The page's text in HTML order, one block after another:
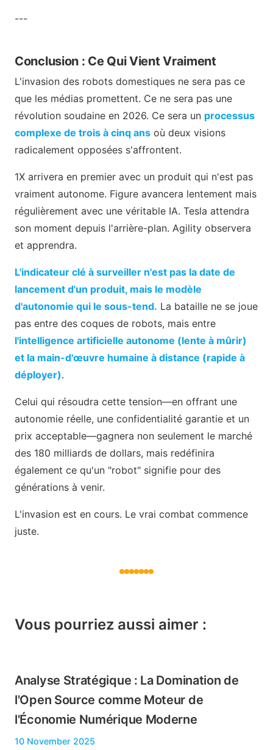
---
Conclusion : Ce Qui Vient Vraiment
L'invasion des robots domestiques ne sera pas ce
que les médias promettent. Ce ne sera pas une
révolution soudaine en 2026. Ce sera un processus
complexe de trois à cinq ans où deux visions
radicalement opposées s'affrontent.
1X arrivera en premier avec un produit qui n'est pas
vraiment autonome. Figure avancera lentement mais
régulièrement avec une véritable IA. Tesla attendra
son moment depuis l'arrière-plan. Agility observera
et apprendra.
L'indicateur clé à surveiller n'est pas la date de
lancement d'un produit, mais le modèle
d'autonomie qui le sous-tend. La bataille ne se joue
pas entre des coques de robots, mais entre
l'intelligence artificielle autonome (lente à mûrir)
et la main-d'œuvre humaine à distance (rapide à
déployer).
Celui qui résoudra cette tension—en offrant une
autonomie réelle, une confidentialité garantie et un
prix acceptable—gagnera non seulement le marché
des 180 milliards de dollars, mais redéfinira
également ce qu'un "robot" signifie pour des
générations à venir.
L'invasion est en cours. Le vrai combat commence
juste.
Vous pourriez aussi aimer :
Analyse Stratégique : La Domination de
l'Open Source comme Moteur de
l'Économie Numérique Moderne
10 November 2025